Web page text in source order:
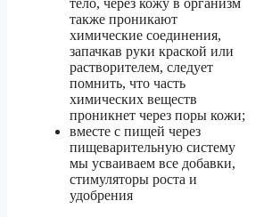
тело, через кожу в организм
также проникают
химические соединения,
запачкав руки краской или
растворителем, следует
помнить, что часть
химических веществ
проникнет через поры кожи;
вместе с пищей через
пищеварительную систему
мы усваиваем все добавки,
стимуляторы роста и
удобрения